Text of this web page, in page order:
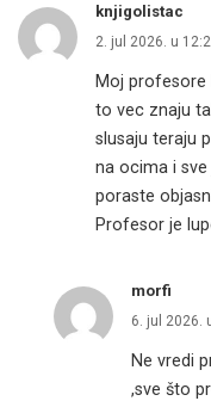
knjigolistac
2. jul 2026. u
Moj profesore
to vec znaju
slusaju teraju
na ocima i sve
poraste
Profesor je
morfi
6. jul 2026.
Ne vredi
,sve što